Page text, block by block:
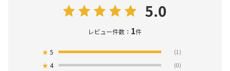
5.0
レビュー件数： 1件
★5 (1)
★4 (0)